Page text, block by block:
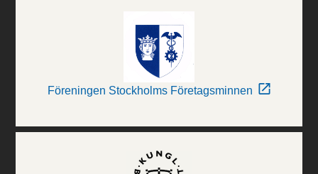
Föreningen Stockholms Företagsminnen